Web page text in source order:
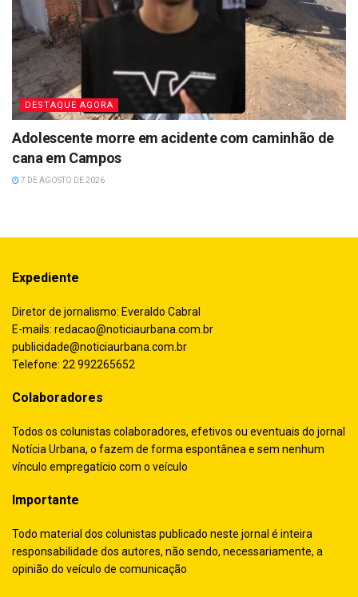
DESTAQUE AGORA
Adolescente morre em acidente com caminhão de
cana em Campos
7 DE AGOSTO DE 2026
Expediente
Diretor de jornalismo: Everaldo Cabral
E-mails: redacao@noticiaurbana.com.br
publicidade@noticiaurbana.com.br
Telefone: 22 992265652
Colaboradores
Todos os colunistas colaboradores, efetivos ou eventuais do jornal
Notícia Urbana, o fazem de forma espontânea e sem nenhum
vínculo empregatício com o veículo
Importante
Todo material dos colunistas publicado neste jornal é inteira
responsabilidade dos autores, não sendo, necessariamente, a
opinião do veículo de comunicação